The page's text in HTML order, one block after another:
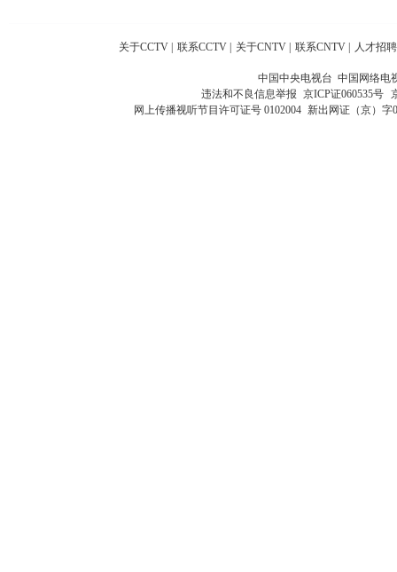
关于CCTV | 联系CCTV | 关于CNTV | 联系CNTV | 人才招聘
中国中央电视台 中国网络电
违法和不良信息举报 京ICP证060535号
网上传播视听节目许可证号 0102004 新出网证（京）